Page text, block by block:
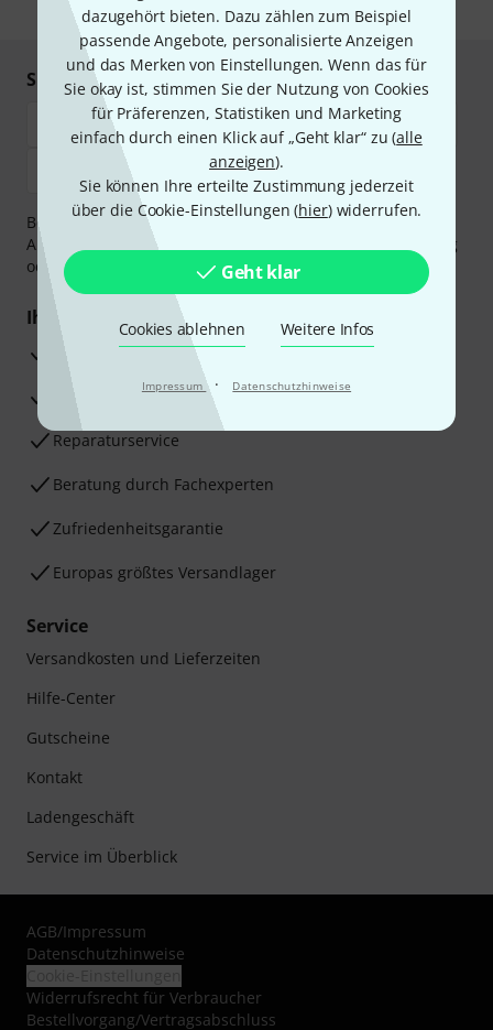
dazugehört bieten. Dazu zählen zum Beispiel
passende Angebote, personalisierte Anzeigen
und das Merken von Einstellungen. Wenn das für
Sie okay ist, stimmen Sie der Nutzung von Cookies
für Präferenzen, Statistiken und Marketing
einfach durch einen Klick auf „Geht klar“ zu (alle
anzeigen).
Sie können Ihre erteilte Zustimmung jederzeit
über die Cookie-Einstellungen (hier) widerrufen.
Geht klar
Cookies ablehnen Weitere Infos
Impressum · Datenschutzhinweise
* Pflichtfeld
Sicher einkaufen & bezahlen
Bezahlen Sie vertraulich und sicher per Vorkasse, PayPal,
Amazon Pay,
Klarna Sofort bezahlen
Klarna Ratenzahlung
oder Kreditkarte.
Ihre Vorteile
3 Jahre Thomann Garantie
30 Tage Money-Back-Garantie
Reparaturservice
Beratung durch Fachexperten
Zufriedenheitsgarantie
Europas größtes Versandlager
Service
Versandkosten und Lieferzeiten
Hilfe-Center
Gutscheine
Kontakt
Ladengeschäft
Service im Überblick
AGB/Impressum
Datenschutzhinweise
Widerrufsrecht für Verbraucher
Bestellvorgang/Vertragsabschluss